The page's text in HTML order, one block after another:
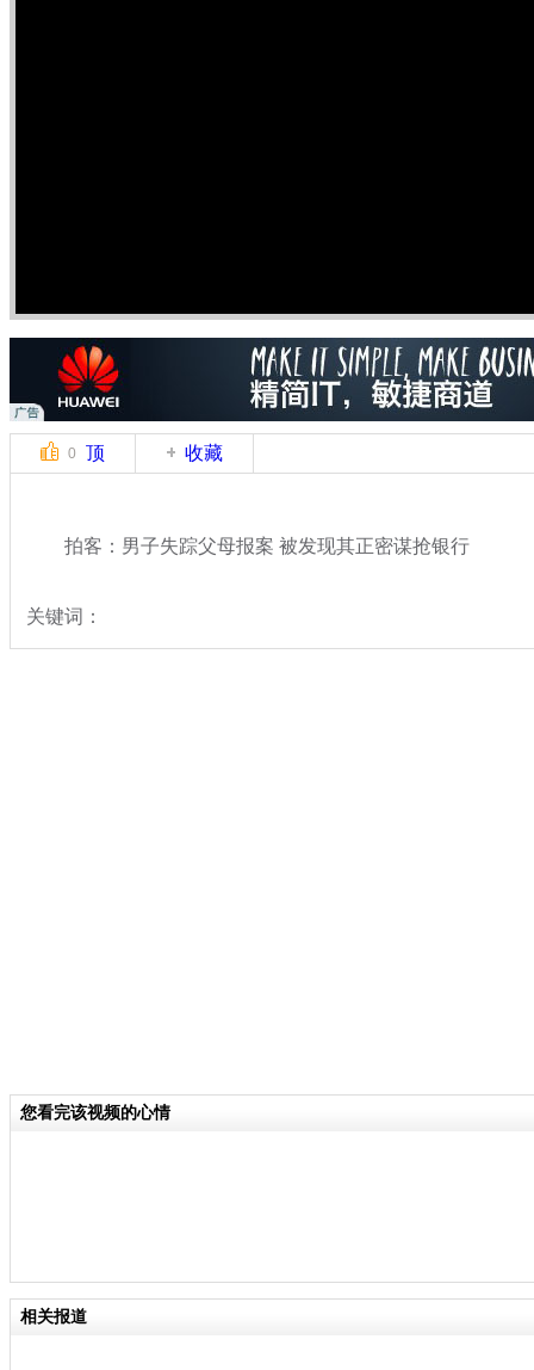
0 顶 收藏
拍客：男子失踪父母报案 被发现其正密谋抢银行
关键词：
您看完该视频的心情
相关报道